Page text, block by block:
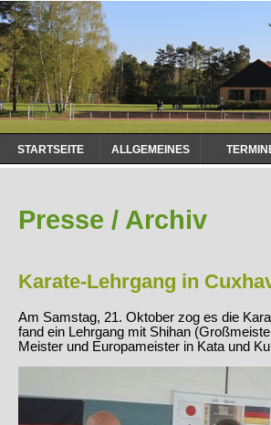
Navigation
überspringen
STARTSEITE ALLGEMEINES
Presse / Archiv
Karate-Lehrgang in
Am Samstag, 21. Oktober zog es die
fand ein Lehrgang mit Shihan
Meister und Europameister in Kata und